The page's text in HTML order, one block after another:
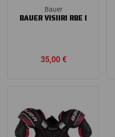
Bauer
BAUER VISIIRI RBE I
35,00 €